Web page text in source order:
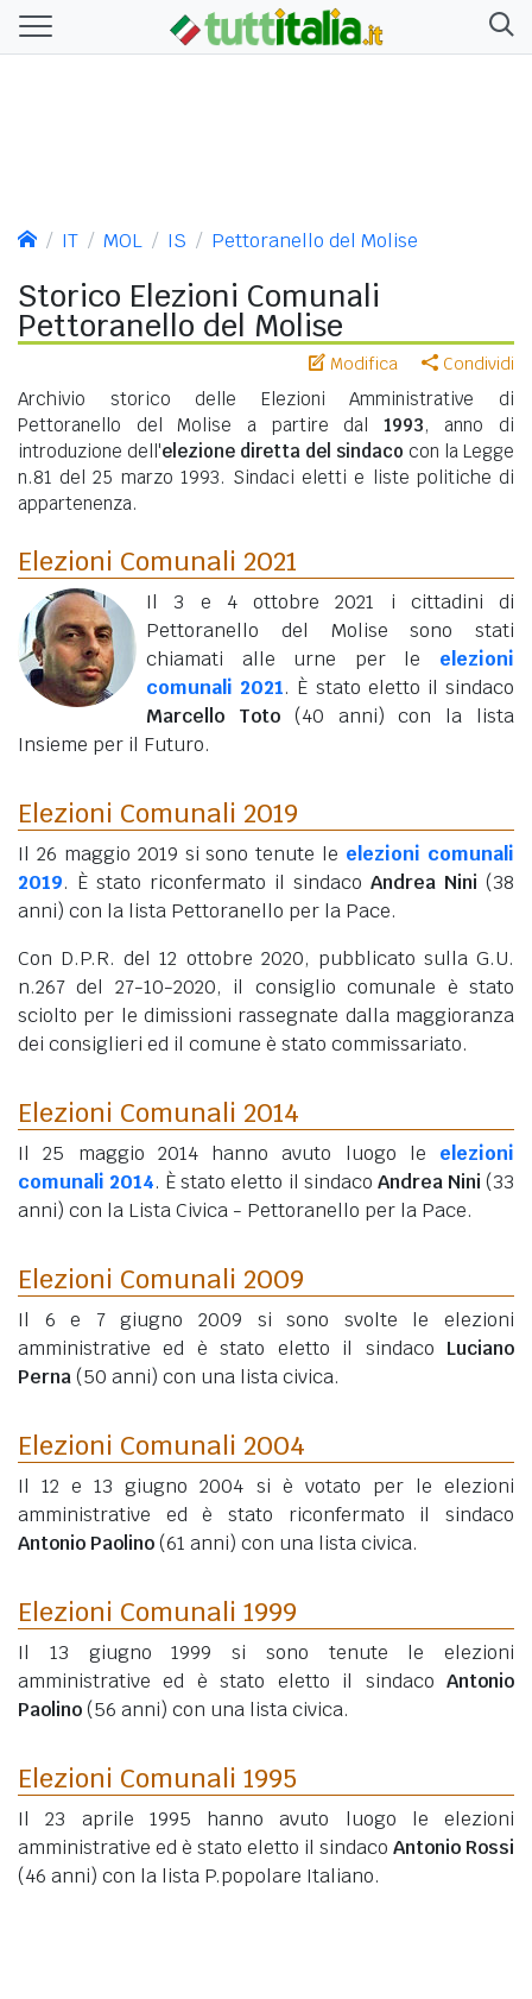
IT MOL IS Pettoranello del Molise
Storico Elezioni Comunali
Pettoranello del Molise
Modifica Condividi
Archivio storico delle Elezioni Amministrative di
Pettoranello del Molise a partire dal 1993, anno di
introduzione dell'elezione diretta del sindaco con la Legge
n.81 del 25 marzo 1993. Sindaci eletti e liste politiche di
appartenenza.
Elezioni Comunali 2021
Il 3 e 4 ottobre 2021 i cittadini di
Pettoranello del Molise sono stati
chiamati alle urne per le elezioni
comunali 2021. È stato eletto il sindaco
Marcello Toto (40 anni) con la lista
Insieme per il Futuro.
Elezioni Comunali 2019
Il 26 maggio 2019 si sono tenute le elezioni comunali
2019. È stato riconfermato il sindaco Andrea Nini (38
anni) con la lista Pettoranello per la Pace.
Con D.P.R. del 12 ottobre 2020, pubblicato sulla G.U.
n.267 del 27-10-2020, il consiglio comunale è stato
sciolto per le dimissioni rassegnate dalla maggioranza
dei consiglieri ed il comune è stato commissariato.
Elezioni Comunali 2014
Il 25 maggio 2014 hanno avuto luogo le elezioni
comunali 2014. È stato eletto il sindaco Andrea Nini (33
anni) con la Lista Civica - Pettoranello per la Pace.
Elezioni Comunali 2009
Il 6 e 7 giugno 2009 si sono svolte le elezioni
amministrative ed è stato eletto il sindaco Luciano
Perna(50 anni) con una lista civica.
Elezioni Comunali 2004
Il 12 e 13 giugno 2004 si è votato per le elezioni
amministrative ed è stato riconfermato il sindaco
Antonio Paolino(61 anni) con una lista civica.
Elezioni Comunali 1999
Il 13 giugno 1999 si sono tenute le elezioni
amministrative ed è stato eletto il sindaco Antonio
Paolino(56 anni) con una lista civica.
Elezioni Comunali 1995
Il 23 aprile 1995 hanno avuto luogo le elezioni
amministrative ed è stato eletto il sindaco Antonio Rossi
(46 anni) con la lista P.popolare Italiano.